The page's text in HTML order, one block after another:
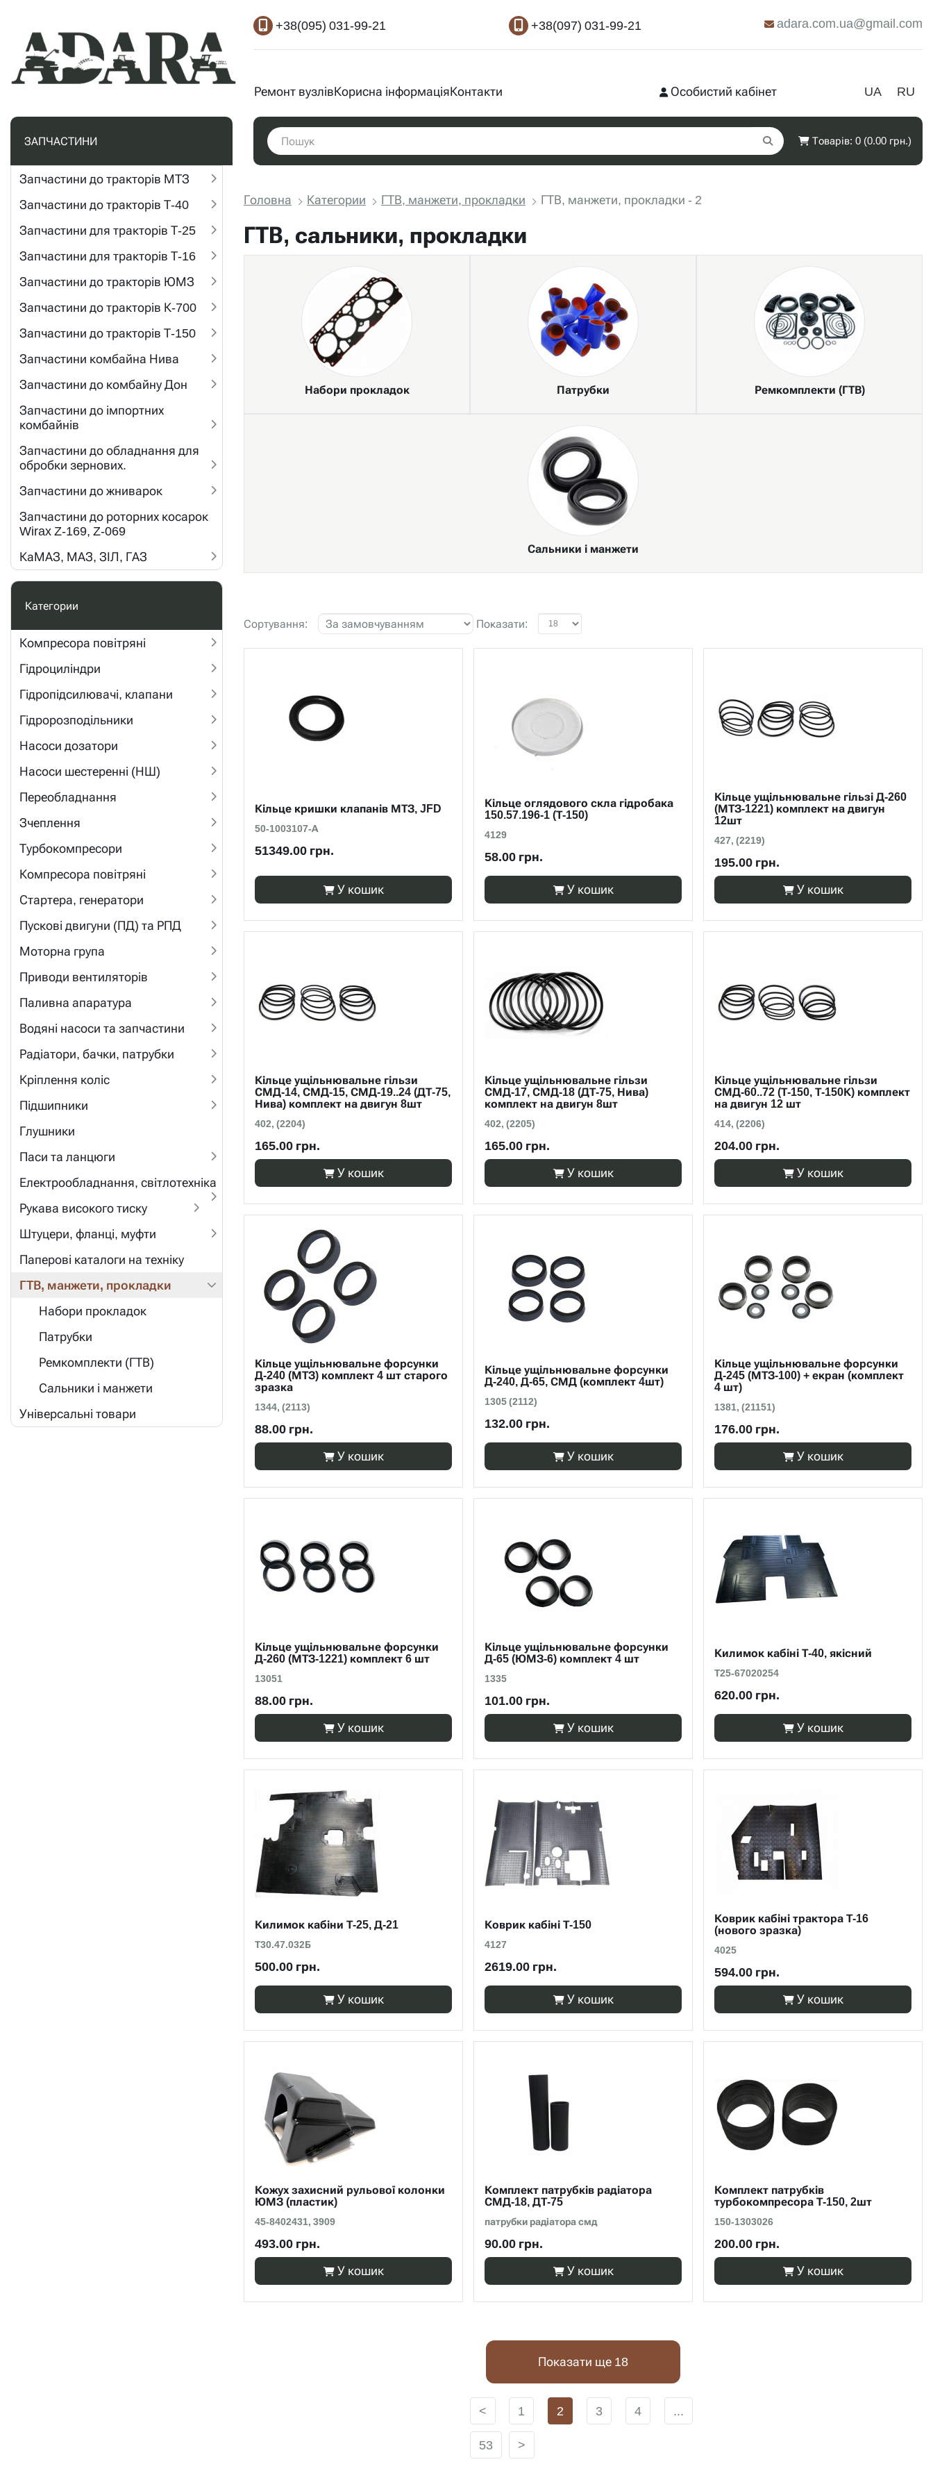
+38(095) 031-99-21 +38(097) 031-99-21 adara.com.ua@gmail.com
Ремонт вузлівКорисна інформаціяКонтакти UA RU
Особистий кабінет
ЗАПЧАСТИНИ Товарів: 0 (0.00 грн.)
Запчастини до тракторів МТЗ
Запчастини до тракторів Т-40
Запчастини для тракторів Т-25
Запчастини для тракторів Т-16
Запчастини до тракторів ЮМЗ
Запчастини до тракторів К-700
Запчастини до тракторів Т-150
Запчастини комбайна Нива
Запчастини до комбайну Дон
Запчастини до імпортних
комбайнів
Запчастини до обладнання для
обробки зернових.
Запчастини до жниварок
Запчастини до роторних косарок
Wirax Z-169, Z-069
КаМАЗ, МАЗ, ЗІЛ, ГАЗ
Категории
Компресора повітряні
Гідроциліндри
Гідропідсилювачі, клапани
Гідророзподільники
Насоси дозатори
Насоси шестеренні (НШ)
Переобладнання
Зчеплення
Турбокомпресори
Компресора повітряні
Стартера, генератори
Пускові двигуни (ПД) та РПД
Моторна група
Приводи вентиляторів
Паливна апаратура
Водяні насоси та запчастини
Радіатори, бачки, патрубки
Кріплення коліс
Підшипники
Глушники
Паси та ланцюги
Електрообладнання, світлотехніка
Рукава високого тиску
Штуцери, фланці, муфти
Паперові каталоги на техніку
ГТВ, манжети, прокладки
Набори прокладок
Патрубки
Ремкомплекти (ГТВ)
Сальники і манжети
Універсальні товари
Головна Категории ГТВ, манжети, прокладки ГТВ, манжети, прокладки - 2
ГТВ, сальники, прокладки
Набори прокладок Патрубки Ремкомплекти (ГТВ)
Сальники і манжети
Сортування: Показати:
Кільце кришки клапанів МТЗ, JFD
50-1003107-А
51349.00 грн.
У кошик
Кільце оглядового скла гідробака
150.57.196-1 (Т-150)
4129
58.00 грн.
У кошик
Кільце ущільнювальне гільзі Д-260
(МТЗ-1221) комплект на двигун
12шт
427, (2219)
195.00 грн.
У кошик
Кільце ущільнювальне гільзи
СМД-14, СМД-15, СМД-19..24 (ДТ-75,
Нива) комплект на двигун 8шт
402, (2204)
165.00 грн.
У кошик
Кільце ущільнювальне гільзи
СМД-17, СМД-18 (ДТ-75, Нива)
комплект на двигун 8шт
402, (2205)
165.00 грн.
У кошик
Кільце ущільнювальне гільзи
СМД-60..72 (Т-150, Т-150К) комплект
на двигун 12 шт
414, (2206)
204.00 грн.
У кошик
Кільце ущільнювальне форсунки
Д-240 (МТЗ) комплект 4 шт старого
зразка
1344, (2113)
88.00 грн.
У кошик
Кільце ущільнювальне форсунки
Д-240, Д-65, СМД (комплект 4шт)
1305 (2112)
132.00 грн.
У кошик
Кільце ущільнювальне форсунки
Д-245 (МТЗ-100) + екран (комплект
4 шт)
1381, (21151)
176.00 грн.
У кошик
Кільце ущільнювальне форсунки
Д-260 (МТЗ-1221) комплект 6 шт
13051
88.00 грн.
У кошик
Кільце ущільнювальне форсунки
Д-65 (ЮМЗ-6) комплект 4 шт
1335
101.00 грн.
У кошик
Килимок кабіні Т-40, якісний
Т25-67020254
620.00 грн.
У кошик
Килимок кабіни Т-25, Д-21
Т30.47.032Б
500.00 грн.
У кошик
Коврик кабіні Т-150
4127
2619.00 грн.
У кошик
Коврик кабіні трактора Т-16
(нового зразка)
4025
594.00 грн.
У кошик
Кожух захисний рульової колонки
ЮМЗ (пластик)
45-8402431, 3909
493.00 грн.
У кошик
Комплект патрубків радіатора
СМД-18, ДТ-75
патрубки радіатора смд
90.00 грн.
У кошик
Комплект патрубків
турбокомпресора Т-150, 2шт
150-1303026
200.00 грн.
У кошик
Показати ще 18
< 1 2 3 4 ...
53 >